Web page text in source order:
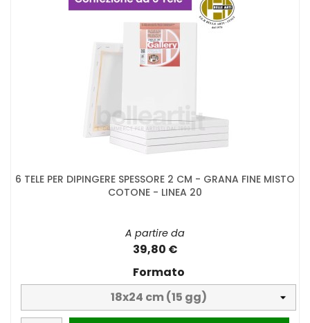
6 TELE PER DIPINGERE SPESSORE 2 CM - GRANA FINE MISTO
COTONE - LINEA 20
A partire da
39,80 €
Formato